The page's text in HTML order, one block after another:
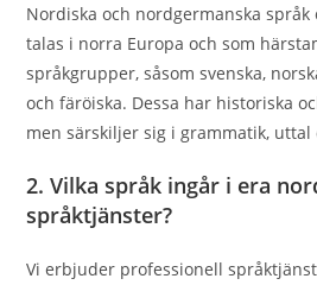
Nordiska och nordgermanska
talas i norra Europa och som
språkgrupper, såsom svenska,
och färöiska. Dessa har historiska
men särskiljer sig i grammatik, uttal
2. Vilka språk ingår i era
språktjänster?
Vi erbjuder professionell